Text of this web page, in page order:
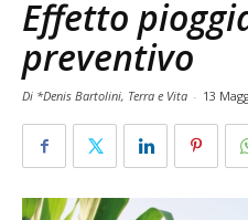
Effetto
preventivo
Di *Denis Bartolini, Terra e Vita - 13